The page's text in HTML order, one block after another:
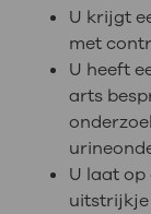
U krijgt
met
U heeft
arts
U laat op
uitstrijkje